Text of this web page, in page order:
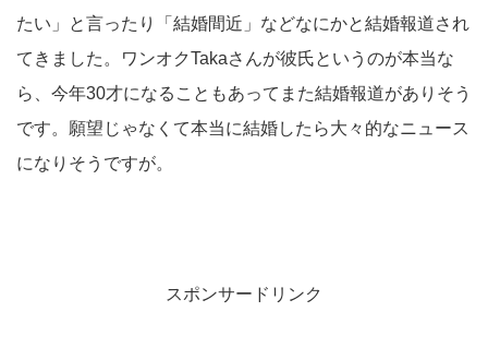
たい」と言ったり「結婚間近」などなにかと結婚報道され
てきました。ワンオクTakaさんが彼氏というのが本当な
ら、今年30才になることもあってまた結婚報道がありそう
です。願望じゃなくて本当に結婚したら大々的なニュース
になりそうですが。
スポンサードリンク